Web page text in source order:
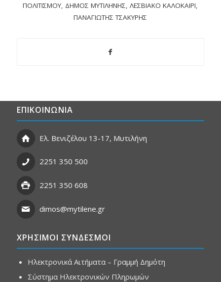
ΠΟΛΙΤΙΣΜΟΎ, ΔΉΜΟΣ ΜΥΤΙΛΉΝΗΣ,ΛΕΣΒΙΑΚΌ ΚΑΛΟΚΑΊΡΙ,
ΠΑΝΑΓΙΏΤΗΣ ΤΣΑΚΎΡΗΣ
ΕΠΙΚΟΙΝΩΝΙΑ
Ελ. Βενιζέλου 13-17, Μυτιλήνη
2251 350 500
2251 350 608
dimos@mytilene.gr
ΧΡΗΣΙΜΟΙ ΣΥΝΔΕΣΜΟΙ
Ηλεκτρονικά Αιτήματα – Γραμμή Δημότη
Σύστημα Ηλεκτρονικών Πληρωμών